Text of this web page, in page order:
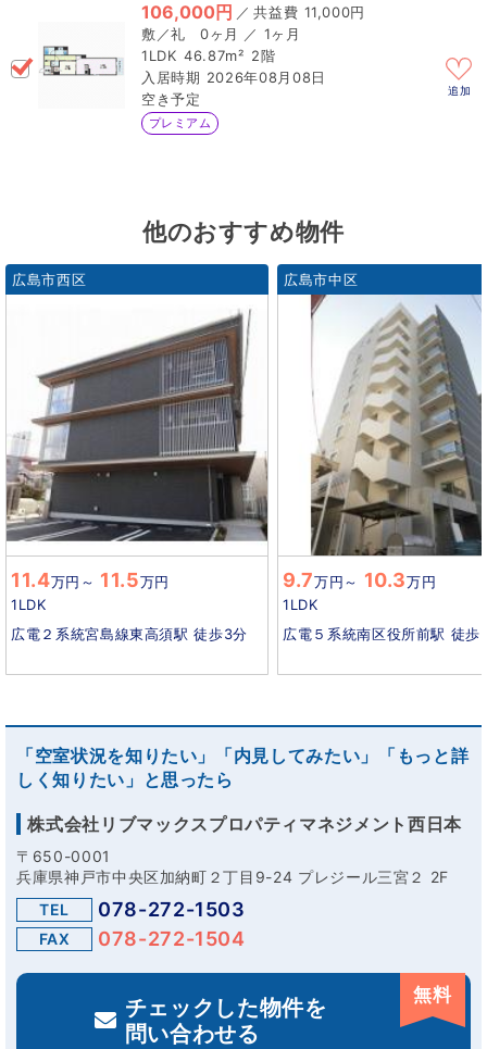
106,000円 ／
11,000円
0ヶ月 ／ 1ヶ月
1LDK 46.87m² 2階
2026年08月08日
空き予定
プレミアム
追加
他のおすすめ物件
広島市西区
11.4万円 ～ 11.5万円
1LDK
広電２系統宮島線東高須駅 徒歩3分
広島市中区
9.7万円～ 10.3万円
1LDK
広電５系統南区役所前駅 徒歩
「空室状況を知りたい」「内見してみたい」「もっと詳
しく知りたい」と思ったら
株式会社リブマックスプロパティマネジメント西日本
〒650-0001
兵庫県神戸市中央区加納町２丁目9-24 プレジール三宮２ 2F
TEL
078-272-1503
FAX 078-272-1504
チェックした物件を
問い合わせる
無料